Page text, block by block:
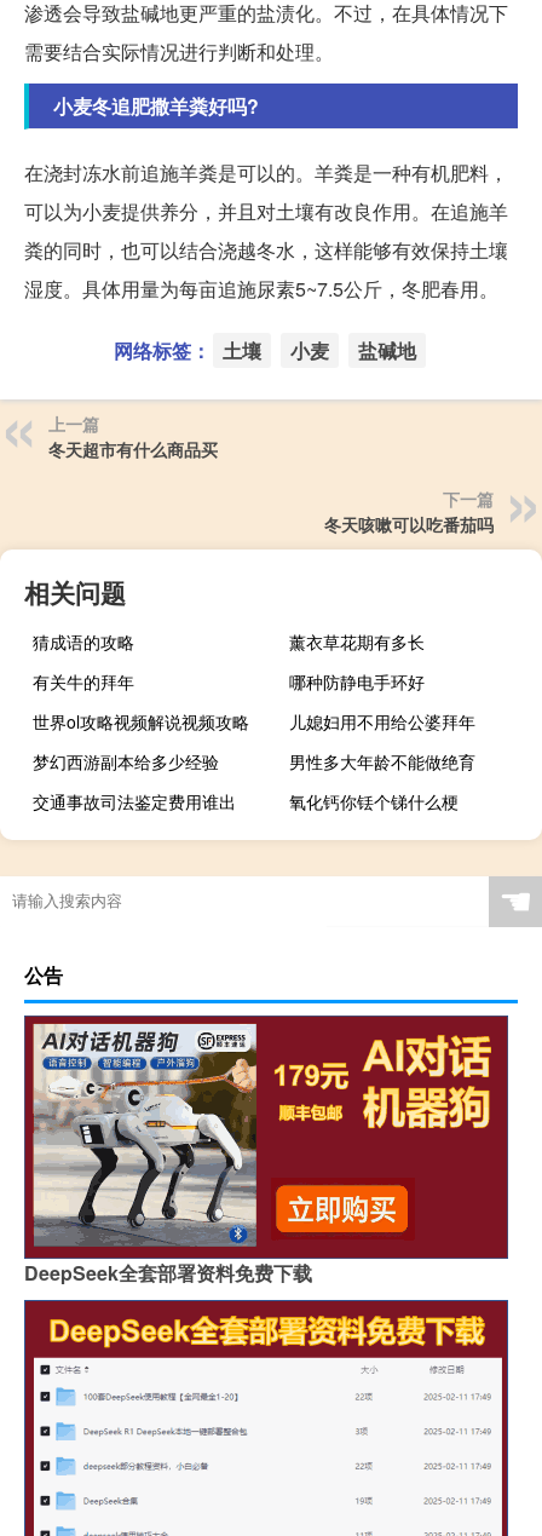
渗透会导致盐碱地更严重的盐渍化。不过，在具体情况下
需要结合实际情况进行判断和处理。
小麦冬追肥撒羊粪好吗?
在浇封冻水前追施羊粪是可以的。羊粪是一种有机肥料，
可以为小麦提供养分，并且对土壤有改良作用。在追施羊
粪的同时，也可以结合浇越冬水，这样能够有效保持土壤
湿度。具体用量为每亩追施尿素5~7.5公斤，冬肥春用。
网络标签： 土壤 小麦 盐碱地
上一篇
冬天超市有什么商品买
下一篇
冬天咳嗽可以吃番茄吗
相关问题
猜成语的攻略
薰衣草花期有多长
有关牛的拜年
哪种防静电手环好
世界ol攻略视频解说视频攻略
儿媳妇用不用给公婆拜年
梦幻西游副本给多少经验
男性多大年龄不能做绝育
交通事故司法鉴定费用谁出
氧化钙你铥个锑什么梗
☚
公告
DeepSeek全套部署资料免费下载